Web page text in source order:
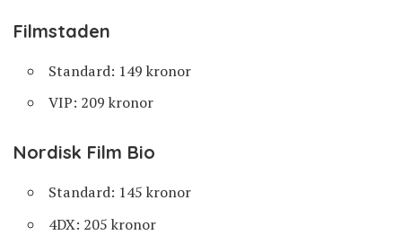
Filmstaden
Standard: 149 kronor
VIP: 209 kronor
Nordisk Film Bio
Standard: 145 kronor
4DX: 205 kronor